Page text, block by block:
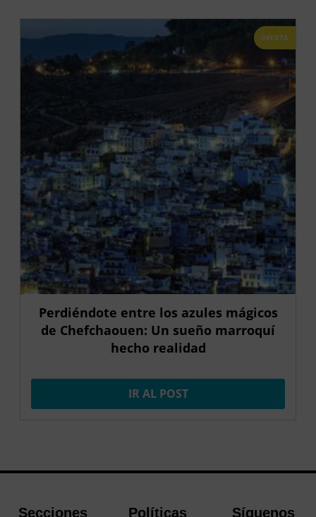
OFERTA
Perdiéndote entre los azules mágicos
de Chefchaouen: Un sueño marroquí
hecho realidad
IR AL POST
Secciones Políticas Síguenos